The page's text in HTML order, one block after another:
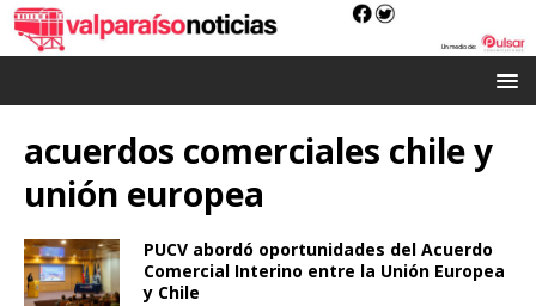
acuerdos comerciales chile y
unión europea
PUCV abordó oportunidades del Acuerdo
Comercial Interino entre la Unión Europea
y Chile